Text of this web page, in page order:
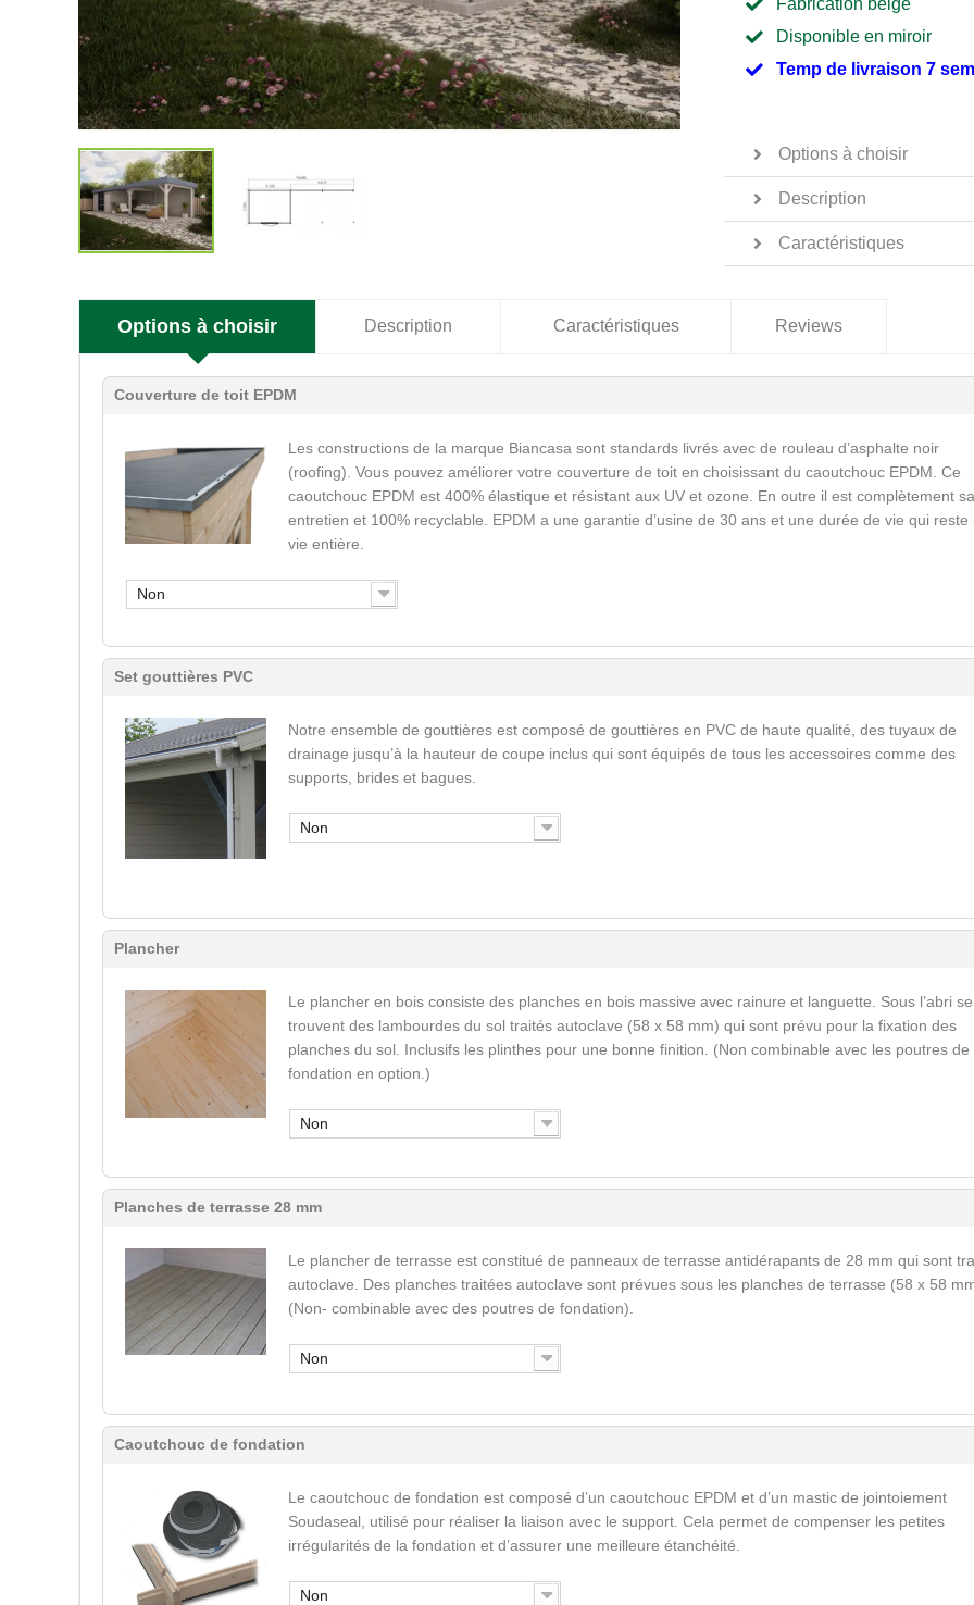
Disponible en miroir
Temp de livraison 7
Options à choisir
Description
Caractéristiques
Options à choisir Description Caractéristiques Reviews
Couverture de toit EPDM
Les constructions de la marque Biancasa sont standards livrés avec de rouleau d’asphalte noir
(roofing). Vous pouvez améliorer votre couverture de toit en choisissant du caoutchouc EPDM. Ce
caoutchouc EPDM est 400% élastique et résistant aux UV et ozone. En outre il est complètement
entretien et 100% recyclable. EPDM a une garantie d’usine de 30 ans et une durée de vie qui reste
vie entière.
Non
Set gouttières PVC
Notre ensemble de gouttières est composé de gouttières en PVC de haute qualité, des tuyaux de
drainage jusqu’à la hauteur de coupe inclus qui sont équipés de tous les accessoires comme des
supports, brides et bagues.
Non
Plancher
Le plancher en bois consiste des planches en bois massive avec rainure et languette. Sous l’abri se
trouvent des lambourdes du sol traités autoclave (58 x 58 mm) qui sont prévu pour la fixation des
planches du sol. Inclusifs les plinthes pour une bonne finition. (Non combinable avec les poutres de
fondation en option.)
Non
Planches de terrasse 28 mm
Le plancher de terrasse est constitué de panneaux de terrasse antidérapants de 28 mm qui sont
autoclave. Des planches traitées autoclave sont prévues sous les planches de terrasse (58 x 58
(Non- combinable avec des poutres de fondation).
Non
Caoutchouc de fondation
Le caoutchouc de fondation est composé d’un caoutchouc EPDM et d’un mastic de jointoiement
Soudaseal, utilisé pour réaliser la liaison avec le support. Cela permet de compenser les petites
irrégularités de la fondation et d’assurer une meilleure étanchéité.
Non